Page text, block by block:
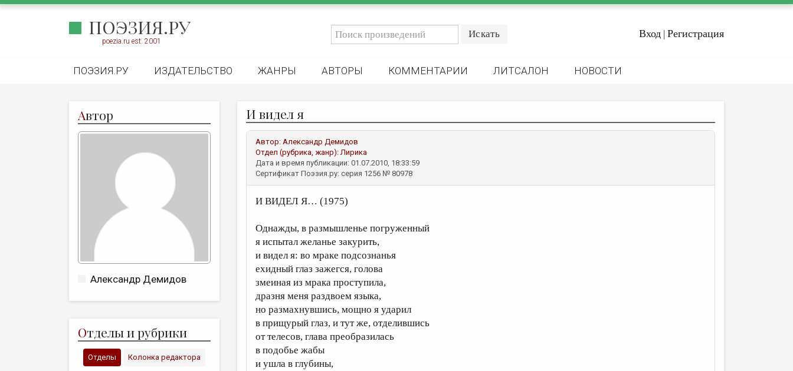
ПОЭЗИЯ.РУ
poezia.ru est. 2001
Вход | Регистрация
ПОЭЗИЯ.РУ ИЗДАТЕЛЬСТВО ЖАНРЫ АВТОРЫ КОММЕНТАРИИ ЛИТСАЛОН НОВОСТИ
Автор
Александр Демидов
Отделы и рубрики
Отделы Колонка редактора
И видел я
Автор: Александр Демидов
Отдел (рубрика, жанр):Лирика
Дата и время публикации: 01.07.2010, 18:33:59
Сертификат Поэзия.ру: серия 1256 № 80978
И ВИДЕЛ Я… (1975)
Однажды, в размышленье погруженный
я испытал желанье закурить,
и видел я: во мраке подсознанья
ехидный глаз зажегся, голова
змеиная из мрака проступила,
дразня меня раздвоем языка,
но размахнувшись, мощно я ударил
в прищурый глаз, и тут же, отделившись
от телесов, глава преобразилась
в подобье жабы
и ушла в глубины,